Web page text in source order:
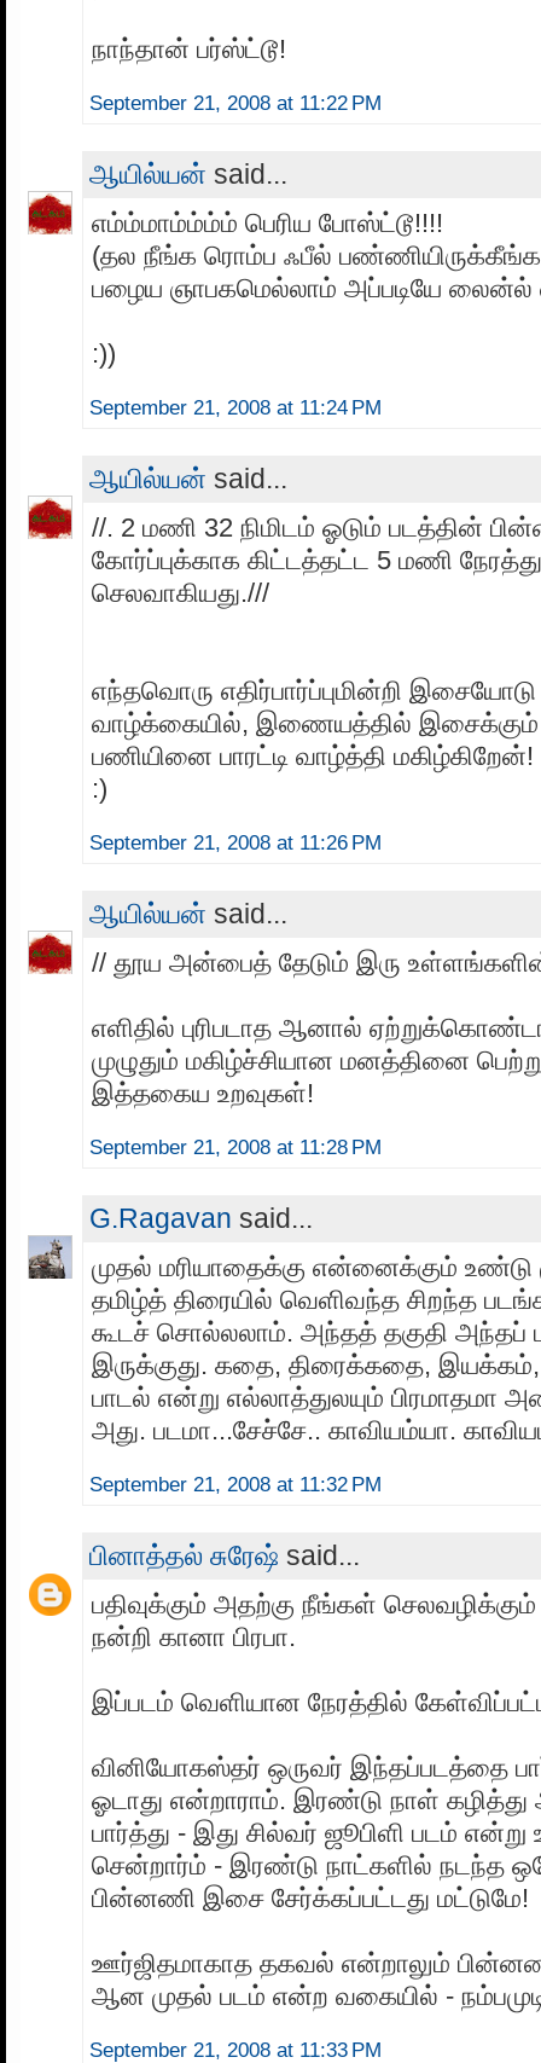
நாந்தான் பர்ஸ்ட்டூ!
September 21, 2008 at 11:22 PM
ஆயில்யன் said...
எம்ம்மாம்ம்ம்ம் பெரிய போஸ்ட்டூ!!!!
(தல நீங்க ரொம்ப ஃபீல்
பழைய ஞாபகமெல்லாம் அப்படியே லைன்ல்
:))
September 21, 2008 at 11:24 PM
ஆயில்யன் said...
//. 2 மணி 32 நிமிடம் ஓடும் படத்தின்
கோர்ப்புக்காக கிட்டத்தட்ட 5 மணி
செலவாகியது.///
எந்தவொரு எதிர்பார்ப்புமின்றி
வாழ்க்கையில், இணையத்தில் இசைக்கும்
பணியினை பாரட்டி வாழ்த்தி மகிழ்கிறேன்!
:)
September 21, 2008 at 11:26 PM
ஆயில்யன் said...
// தூய அன்பைத் தேடும் இரு
எளிதில் புரிபடாத ஆனால்
முழுதும் மகிழ்ச்சியான மனத்தினை
இத்தகைய உறவுகள்!
September 21, 2008 at 11:28 PM
G.Ragavan said...
முதல் மரியாதைக்கு என்னைக்கும் உண்டு
தமிழ்த் திரையில் வெளிவந்த சிறந்த
கூடச் சொல்லலாம். அந்தத் தகுதி அந்தப்
இருக்குது. கதை, திரைக்கதை, இயக்கம்,
பாடல் என்று எல்லாத்துலயும் பிரமாதமா
அது. படமா...சேச்சே.. காவியம்யா.
September 21, 2008 at 11:32 PM
பினாத்தல் சுரேஷ் said...
பதிவுக்கும் அதற்கு நீங்கள் செலவழிக்கும்
நன்றி கானா பிரபா.
இப்படம் வெளியான நேரத்தில்
வினியோகஸ்தர் ஒருவர் இந்தப்படத்தை
ஓடாது என்றாராம். இரண்டு நாள்
பார்த்து - இது சில்வர் ஜூபிளி படம் என்று
சென்றார்ம் - இரண்டு நாட்களில் நடந்த
பின்னணி இசை சேர்க்கப்பட்டது மட்டுமே!
ஊர்ஜிதமாகாத தகவல் என்றாலும்
ஆன முதல் படம் என்ற வகையில் -
September 21, 2008 at 11:33 PM